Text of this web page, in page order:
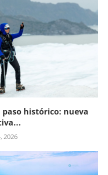
histórico: nueva
2026